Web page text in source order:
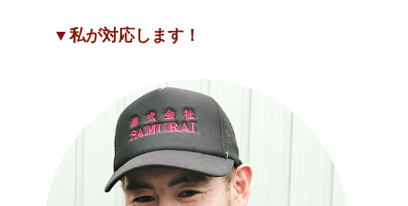
▼私が対応します！